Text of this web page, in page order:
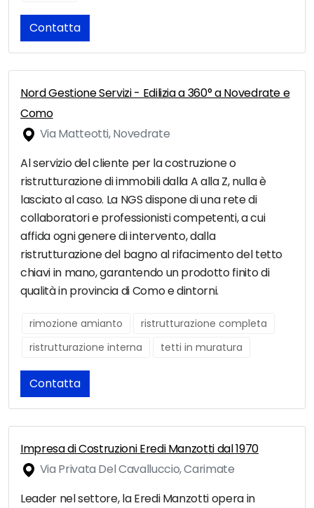
Contatta
Nord Gestione Servizi - Edilizia a 360° a Novedrate e
Como
Via Matteotti, Novedrate
Al servizio del cliente per la costruzione o
ristrutturazione di immobili dalla A alla Z, nulla è
lasciato al caso. La NGS dispone di una rete di
collaboratori e professionisti competenti, a cui
affida ogni genere di intervento, dalla
ristrutturazione del bagno al rifacimento del tetto
chiavi in mano, garantendo un prodotto finito di
qualità in provincia di Como e dintorni.
rimozione amianto
ristrutturazione completa
ristrutturazione interna
tetti in muratura
Contatta
Impresa di Costruzioni Eredi Manzotti dal 1970
Via Privata Del Cavalluccio, Carimate
Leader nel settore, la Eredi Manzotti opera in